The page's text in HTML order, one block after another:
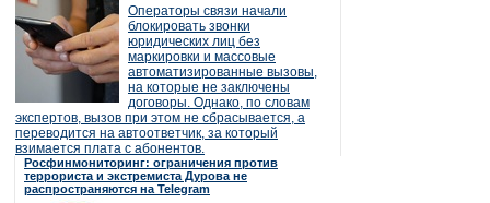
Операторы связи начали
блокировать звонки
юридических лиц без
маркировки и массовые
автоматизированные вызовы,
на которые не заключены
договоры. Однако, по словам
экспертов, вызов при этом не сбрасывается, а
переводится на автоответчик, за который
взимается плата с абонентов.
Росфинмониторинг: ограничения против
террориста и экстремиста Дурова не
распространяются на Telegram